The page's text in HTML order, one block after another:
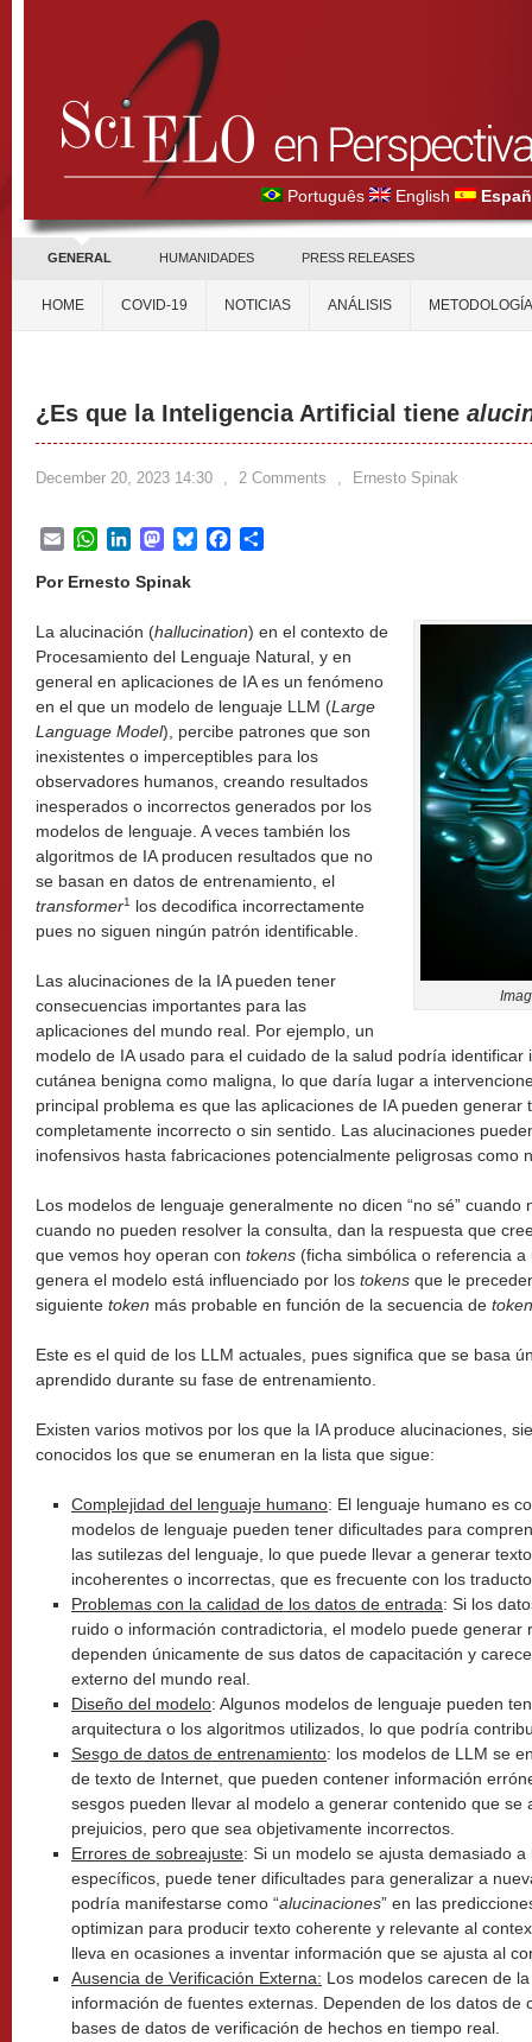
Português English
GENERAL HUMANIDADES PRESS RELEASES
HOME COVID-19 NOTICIAS ANÁLISIS METODOLOGÍA
¿Es que la Inteligencia Artificial tiene
December 20, 2023 14:30 , 2 Comments , Ernesto Spinak
EmailWhatsApp
LinkedInMastodon
BlueskyFacebook
Por Ernesto Spinak
La alucinación (hallucination) en el contexto de
Procesamiento del Lenguaje Natural, y en
general en aplicaciones de IA es un fenómeno
en el que un modelo de lenguaje LLM (Large
Language Model), percibe patrones que son
inexistentes o imperceptibles para los
observadores humanos, creando resultados
inesperados o incorrectos generados por los
modelos de lenguaje. A veces también los
algoritmos de IA producen resultados que no
se basan en datos de entrenamiento, el
transformer1
los decodifica incorrectamente
pues no siguen ningún patrón identificable.
Las alucinaciones de la IA pueden tener
consecuencias importantes para las
aplicaciones del mundo real. Por ejemplo, un
modelo de IA usado para el cuidado de la salud podría
cutánea benigna como maligna, lo que daría lugar a
principal problema es que las aplicaciones de IA pueden generar
completamente incorrecto o sin sentido. Las alucinaciones
inofensivos hasta fabricaciones potencialmente peligrosas como
Los modelos de lenguaje generalmente no dicen “no sé” cuando
cuando no pueden resolver la consulta, dan la respuesta que
que vemos hoy operan con tokens (ficha simbólica o referencia
genera el modelo está influenciado por los tokens que le
siguiente token más probable en función de la secuencia de
Este es el quid de los LLM actuales, pues significa que se basa
aprendido durante su fase de entrenamiento.
Existen varios motivos por los que la IA produce alucinaciones,
conocidos los que se enumeran en la lista que sigue:
Complejidad del lenguaje humano: El lenguaje humano es
modelos de lenguaje pueden tener dificultades para
las sutilezas del lenguaje, lo que puede llevar a generar
incoherentes o incorrectas, que es frecuente con los
Problemas con la calidad de los datos de entrada: Si los
ruido o información contradictoria, el modelo puede generar
dependen únicamente de sus datos de capacitación y
externo del mundo real.
Diseño del modelo: Algunos modelos de lenguaje pueden
arquitectura o los algoritmos utilizados, lo que podría
Sesgo de datos de entrenamiento: los modelos de LLM se
de texto de Internet, que pueden contener información
sesgos pueden llevar al modelo a generar contenido que se
prejuicios, pero que sea objetivamente incorrectos.
Errores de sobreajuste: Si un modelo se ajusta demasiado
específicos, puede tener dificultades para generalizar a
podría manifestarse como “alucinaciones” en las
optimizan para producir texto coherente y relevante al
lleva en ocasiones a inventar información que se ajusta al
Ausencia de Verificación Externa: Los modelos carecen de
información de fuentes externas. Dependen de los datos de
bases de datos de verificación de hechos en tiempo real.